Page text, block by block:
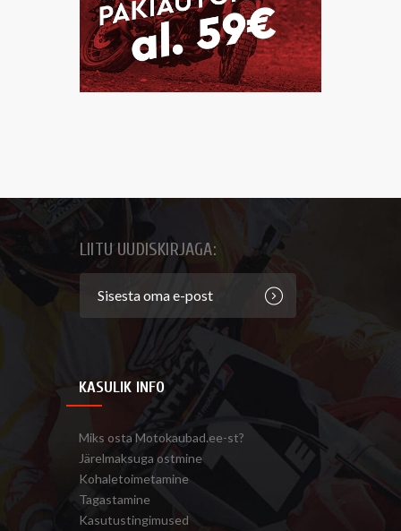
LIITU UUDISKIRJAGA:
KASULIK INFO
Miks osta Motokaubad.ee-st?
Järelmaksuga ostmine
Kohaletoimetamine
Tagastamine
Kasutustingimused